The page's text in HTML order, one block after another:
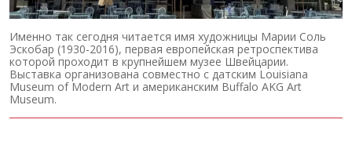
Именно так сегодня читается имя художницы Марии Соль
Эскобар (1930-2016), первая европейская ретроспектива
которой проходит в крупнейшем музее Швейцарии.
Выставка организована совместно с датским Louisiana
Museum of Modern Art и американским Buffalo AKG Art
Museum.